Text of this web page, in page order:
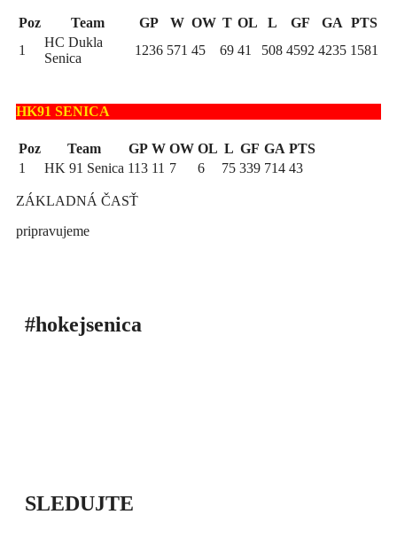
Poz Team GP W OW T OL L GF GA PTS
1
HC Dukla
Senica
1236 571 45 69 41 508 4592 4235 1581
HK91 SENICA
Poz Team GP W OW OL L GF GA PTS
1
HK 91 Senica 113 11 7 6 75 339 714 43
ZÁKLADNÁ ČASŤ
pripravujeme
#hokejsenica
SLEDUJTE